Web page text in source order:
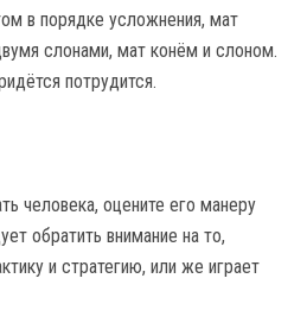
в порядке усложнения, мат
слонами, мат конём и слоном.
потрудится.
человека, оцените его манеру
обратить внимание на то,
и стратегию, или же играет